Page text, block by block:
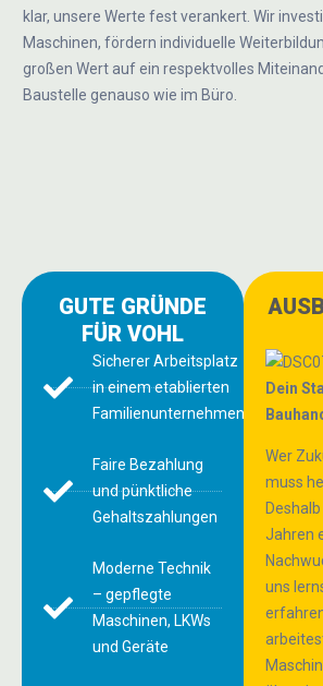
klar, unsere Werte fest verankert. Wir
Maschinen, fördern individuelle
großen Wert auf ein respektvolles
Baustelle genauso wie im Büro.
GUTE GRÜNDE
FÜR VOHL
Sicherer Arbeitsplatz
in einem etablierten
Familienunternehmen
Faire Bezahlung
und pünktliche
Gehaltszahlungen
Moderne Technik
– gepflegte
Maschinen, LKWs
und Geräte
Dein
Wer
muss
Jahren
uns